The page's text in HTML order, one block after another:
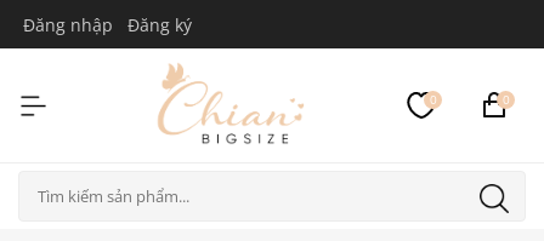
Đăng nhập Đăng ký
0 0